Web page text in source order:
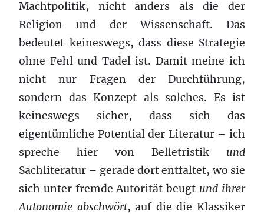
Machtpolitik, nicht anders als die der
Religion und der Wissenschaft. Das
bedeutet keineswegs, dass diese Strategie
ohne Fehl und Tadel ist. Damit meine ich
nicht nur Fragen der Durchführung,
sondern das Konzept als solches. Es ist
keineswegs sicher, dass sich das
eigentümliche Potential der Literatur – ich
spreche hier von Belletristik und
Sachliteratur – gerade dort entfaltet, wo sie
sich unter fremde Autorität beugt und ihrer
Autonomie abschwört, auf die die Klassiker